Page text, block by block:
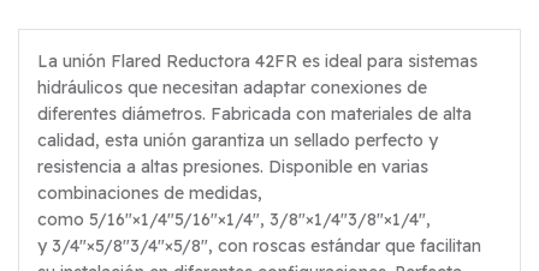
La unión Flared Reductora 42FR es ideal para sistemas
hidráulicos que necesitan adaptar conexiones de
diferentes diámetros. Fabricada con materiales de alta
calidad, esta unión garantiza un sellado perfecto y
resistencia a altas presiones. Disponible en varias
combinaciones de medidas,
como 5/16″×1/4″5/16″×1/4″, 3/8″×1/4″3/8″×1/4″,
y 3/4″×5/8″3/4″×5/8″, con roscas estándar que facilitan